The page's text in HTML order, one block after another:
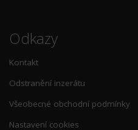
Odkazy
Kontakt
Odstranění inzerátu
Všeobecné obchodní podmínky
Nastavení cookies